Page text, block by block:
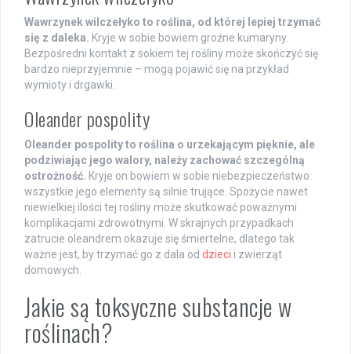
Wawrzynek wilczełyko to roślina, od której lepiej trzymać
się z daleka. Kryje w sobie bowiem groźne kumaryny.
Bezpośredni kontakt z sokiem tej rośliny może skończyć się
bardzo nieprzyjemnie – mogą pojawić się na przykład
wymioty i drgawki.
Oleander pospolity
Oleander pospolity to roślina o urzekającym pięknie, ale
podziwiając jego walory, należy zachować szczególną
ostrożność. Kryje on bowiem w sobie niebezpieczeństwo:
wszystkie jego elementy są silnie trujące. Spożycie nawet
niewielkiej ilości tej rośliny może skutkować poważnymi
komplikacjami zdrowotnymi. W skrajnych przypadkach
zatrucie oleandrem okazuje się śmiertelne, dlatego tak
ważne jest, by trzymać go z dala od dzieci i zwierząt
domowych.
Jakie są toksyczne substancje w
roślinach?